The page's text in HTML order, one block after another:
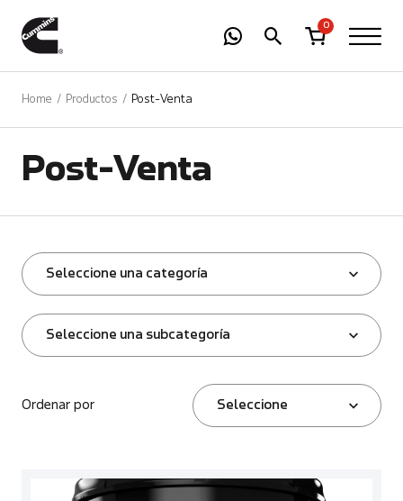
0
Home Productos Post-Venta
Post-Venta
Seleccione una categoría
Seleccione una subcategoría
Ordenar por Seleccione